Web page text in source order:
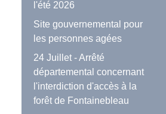
l'été 2026
Site gouvernemental pour
les personnes agées
24 Juillet - Arrêté
départemental concernant
l'interdiction d'accès à la
forêt de Fontainebleau